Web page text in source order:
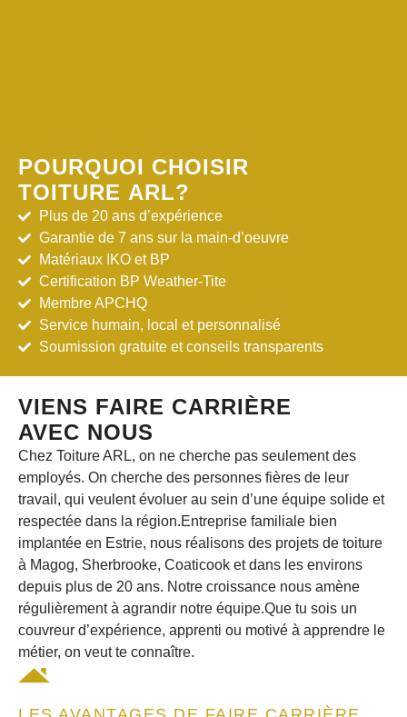
POURQUOI CHOISIR
TOITURE ARL?
Plus de 20 ans d’expérience
Garantie de 7 ans sur la main-d’oeuvre
Matériaux IKO et BP
Certification BP Weather-Tite
Membre APCHQ
Service humain, local et personnalisé
Soumission gratuite et conseils transparents
VIENS FAIRE CARRIÈRE
AVEC NOUS
Chez Toiture ARL, on ne cherche pas seulement des
employés. On cherche des personnes fières de leur
travail, qui veulent évoluer au sein d’une équipe solide et
respectée dans la région.Entreprise familiale bien
implantée en Estrie, nous réalisons des projets de toiture
à Magog, Sherbrooke, Coaticook et dans les environs
depuis plus de 20 ans. Notre croissance nous amène
régulièrement à agrandir notre équipe.Que tu sois un
couvreur d’expérience, apprenti ou motivé à apprendre le
métier, on veut te connaître.